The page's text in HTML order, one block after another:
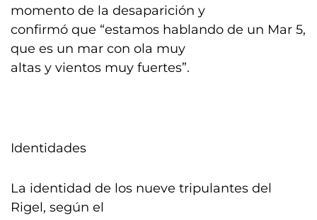
momento de la desaparición y
confirmó que “estamos hablando de un Mar 5,
que es un mar con ola muy
altas y vientos muy fuertes”.
Identidades
La identidad de los nueve tripulantes del
Rigel, según el